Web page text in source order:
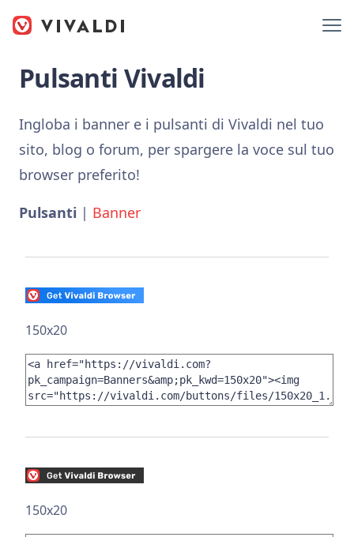
Pulsanti Vivaldi
Ingloba i banner e i pulsanti di Vivaldi nel tuo
sito, blog o forum, per spargere la voce sul tuo
browser preferito!
Pulsanti | Banner
150x20
150x20